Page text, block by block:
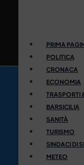
PRIMA
POLITICA
CRONACA
ECONOMIA
TRASPORTI
BARSICILIA
SANITÀ
TURISMO
SINDACI DI
METEO